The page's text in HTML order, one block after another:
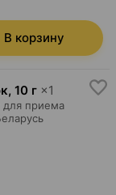
В корзину
, 10 г ×1
для приема